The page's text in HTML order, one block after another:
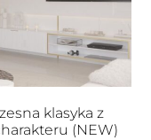
klasyka z
(NEW)